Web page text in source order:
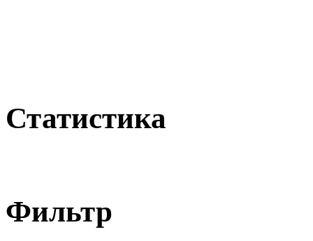
Статистика
Фильтр